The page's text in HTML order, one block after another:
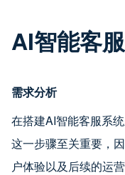
AI智能客
需求分析
在搭建AI智能客服系
这一步骤至关重要，
户体验以及后续的运营